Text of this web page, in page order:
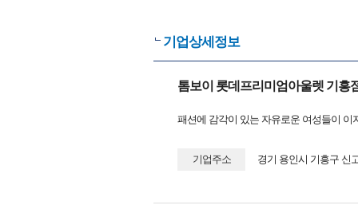
기업상세정보
톰보이 롯데프리미엄아울렛 기흥
패션에 감각이 있는 자유로운 여성들이
기업주소 경기 용인시 기흥구 신